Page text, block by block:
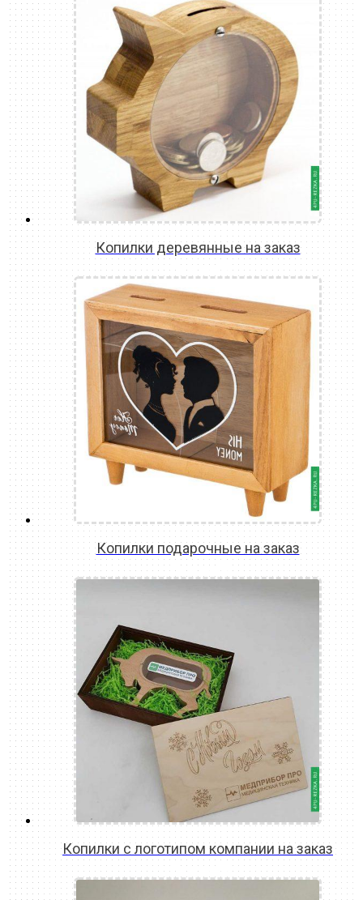
Копилки деревянные на заказ
READ MORE
Копилки подарочные на заказ
READ MORE
Копилки с логотипом компании на заказ
READ MORE